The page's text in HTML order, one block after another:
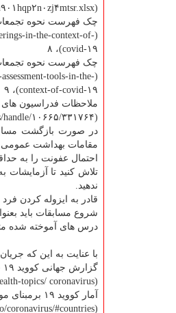
(https: //resources.fifa.com/image/upload/covid-۱۹- footballra-۰۶۰۵۲۰a-final-hsp.xlsx?cloudid=raw/upload/gasm۹۰۱hqp۲n۰zj۴mtsr.xlsx).
چک فهرست نحوه تجمعات
in-the-context-of-
covid-۱۹)، ۸
چک فهرست نحوه
tools-in-the-
context-of-covid-۱۹)، ۹
ملاحظات فدراسیون های
(https: //apps.who.int/iris/handle/۱۰۶۶۵/۳۳۱۷۶۴)، ۱۰
در صورت بازگشت
مقامات بهداشت عمومی
احتمال عفونت را به
تلاش کنید تا
ندهید.
قادر به ایزوله کردن
شروع مسابقات باید
درس های آموخته شده
با عنایت به این که جریان و پیشبینی همه گیری کووید ۱۹
گزارش جهانی کووید ۱۹ سازمان بهداشت جهانی
(https: //www.who.int/health-topics/ coronavirus);
آمار کووید ۱۹ برمبنای موقعیت جغرافیایی هر کشور جهت ارزیابی خطر
(https: //www. worldometers.info/coronavirus/#countries);